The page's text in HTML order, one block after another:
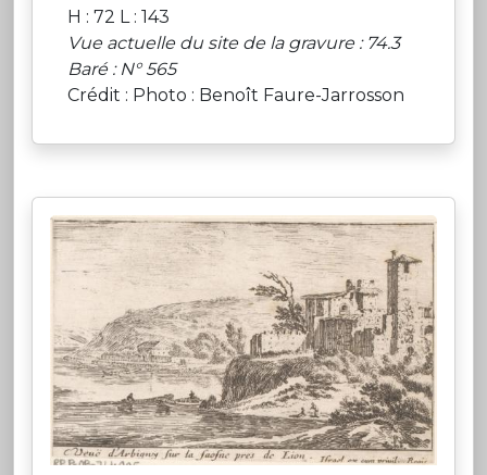
H : 72 L : 143
Vue actuelle du site de la gravure : 74.3
Baré : N° 565
Crédit : Photo : Benoît Faure-Jarrosson